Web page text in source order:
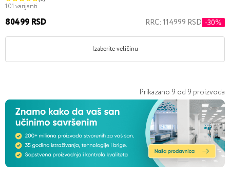
101 varijanti
80499 RSD RRC: 114999 RSD -30%
Izaberite veličinu
Prikazano 9 od 9 proizvoda